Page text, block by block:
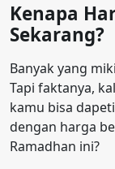
Kenapa
Sekarang?
Banyak yang
Tapi faktanya,
kamu bisa
dengan harga
Ramadhan ini?